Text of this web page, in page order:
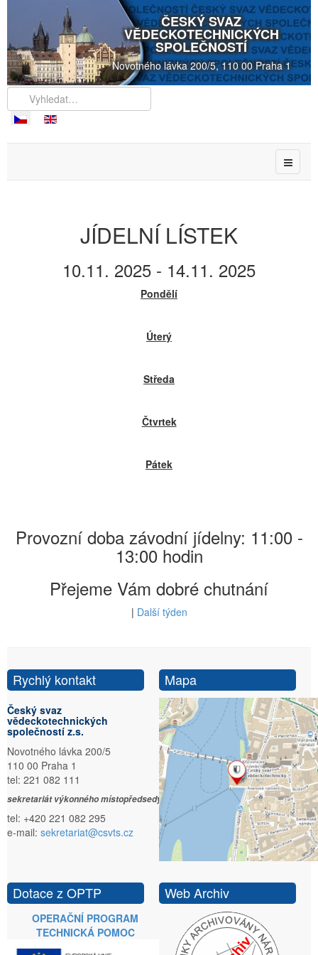
ČESKÝ SVAZ
VĚDECKOTECHNICKÝCH
SPOLEČNOSTÍ
Novotného lávka 200/5, 110 00 Praha 1
JÍDELNÍ LÍSTEK
10.11. 2025 - 14.11. 2025
Pondělí
Úterý
Středa
Čtvrtek
Pátek
Provozní doba závodní jídelny: 11:00 -
13:00 hodin
Přejeme Vám dobré chutnání
| Další týden
Rychlý kontakt
Český svaz
vědeckotechnických
společností z.s.
Novotného lávka 200/5
110 00 Praha 1
tel: 221 082 111
sekretariát výkonného místopředsedy:
tel: +420 221 082 295
e-mail: sekretariat@csvts.cz
Mapa
Dotace z OPTP
OPERAČNÍ PROGRAM
TECHNICKÁ POMOC
Web Archiv